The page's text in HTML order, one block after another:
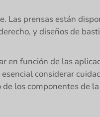
Las prensas están
y diseños de
función de las
considerar
los componentes de